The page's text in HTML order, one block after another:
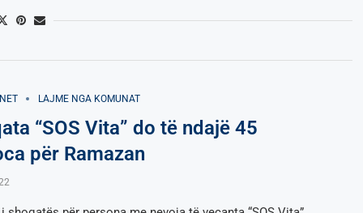
LAJME NGA KOMUNAT
“SOS Vita” do të ndajë 45
për Ramazan